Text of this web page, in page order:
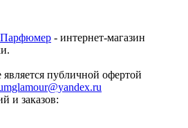
- интернет-магазин
публичной офертой
и заказов: